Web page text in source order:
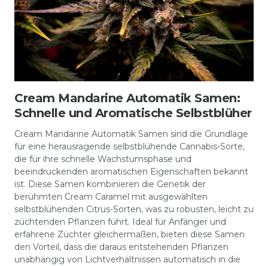
Cream Mandarine Automatik Samen:
Schnelle und Aromatische Selbstblüher
Cream Mandarine Automatik Samen sind die Grundlage
für eine herausragende selbstblühende Cannabis-Sorte,
die für ihre schnelle Wachstumsphase und
beeindruckenden aromatischen Eigenschaften bekannt
ist. Diese Samen kombinieren die Genetik der
berühmten Cream Caramel mit ausgewählten
selbstblühenden Citrus-Sorten, was zu robusten, leicht zu
züchtenden Pflanzen führt. Ideal für Anfänger und
erfahrene Züchter gleichermaßen, bieten diese Samen
den Vorteil, dass die daraus entstehenden Pflanzen
unabhängig von Lichtverhältnissen automatisch in die